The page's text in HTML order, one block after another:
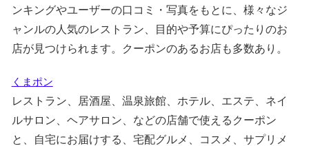
ンキングやユーザーの口コミ・写真をもとに、様々なジ
ャンルの人気のレストラン、目的や予算にぴったりのお
店が見つけられます。クーポンのあるお店も多数あり。
くまポン
レストラン、居酒屋、温泉旅館、ホテル、エステ、ネイ
ルサロン、ヘアサロン、などの店舗で使えるクーポン
と、自宅にお届けする、宅配グルメ、コスメ、サプリメ